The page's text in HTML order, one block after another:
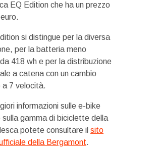
EQ Edition che ha un prezzo
si distingue per la diversa
per la batteria meno
418 wh e per la distribuzione
a catena con un cambio
a 7 velocità.
informazioni sulle e-bike
sulla gamma di biciclette della
potete consultare il sito
della Bergamont.